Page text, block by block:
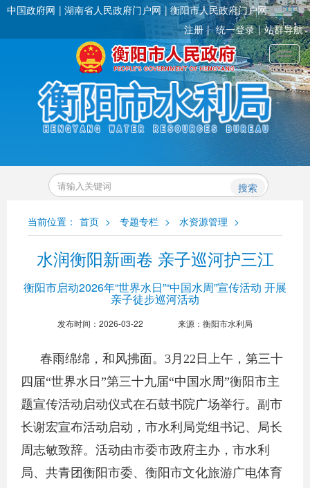
中国政府网 湖南省人民政府门户网
衡阳市人民政府门户网
注册
统一登录 站群导航
搜索
当前位置： 首页 > 专题专栏 > 水资源管理 >
水润衡阳新画卷 亲子巡河护三江
衡阳市启动2026年“世界水日”“中国水周”宣传活动 开展
亲子徒步巡河活动
发布时间：2026-03-22 来源：衡阳市水利局
春雨绵绵，和风拂面。 3月22日上午，第三十
四届“世界水日”第三十九届“中国水周”衡阳市主
题宣传活动启动仪式在石鼓书院广场举行。副市
长谢宏宣布活动启动 ，市水利局党组书记、局长
周志敏致辞。活动由市委市政府主办， 市水利
局、 共青团衡阳市委、 衡阳市文化旅游广电体育